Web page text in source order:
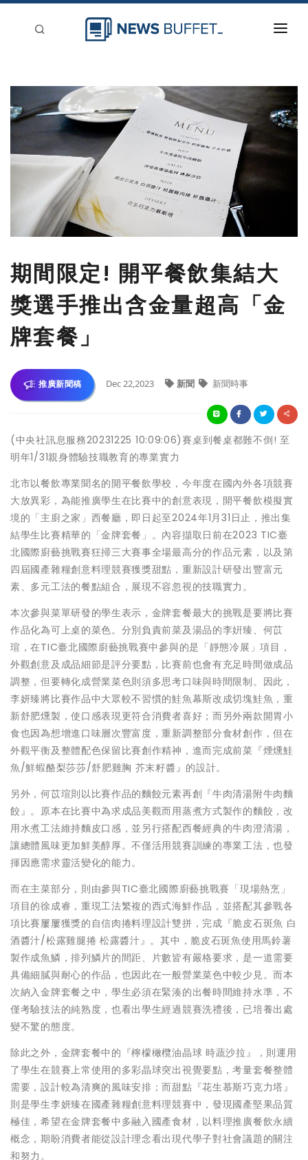
新聞稿分類
刊登
期間限定! 開平餐飲集結大
獎選手推出含金量超高「金
牌套餐」
推廣新聞稿 Dec 22,2023 新聞 新聞時事
(中央社訊息服務20231225 10:09:06)賽桌到餐桌都難不倒! 至
明年1/31親身體驗技職教育的專業實力
北市以餐飲專業聞名的開平餐飲學校，今年度在國內外各項競賽
大放異彩，為能推廣學生在比賽中的創意表現，開平餐飲模擬實
境的「主廚之家」西餐廳，即日起至2024年1月31日止，推出集
結學生比賽精華的「金牌套餐」。內容擷取日前在2023 TIC臺
北國際廚藝挑戰賽狂掃三大賽事全場最高分的作品元素，以及第
四屆國產雜糧創意料理競賽獲獎甜點，重新設計研發出豐富元
素、多元工法的餐點組合，展現不容忽視的技職實力。
本次參與菜單研發的學生表示，金牌套餐最大的挑戰是要將比賽
作品化為可上桌的菜色。分別負責前菜及湯品的李姸臻、何苡
瑄，在TIC臺北國際廚藝挑戰賽中參與的是「靜態冷展」項目，
外觀創意及成品細節是評分要點，比賽前也會有充足時間做成品
調整，但要轉化成營業菜色則須多思考口味與時間限制。因此，
李妍臻將比賽作品中大眾較不習慣的鮭魚幕斯改成切塊鮭魚，重
新舒肥燻製，使口感表現更符合消費者喜好；而另外兩款開胃小
食也因為想增進口味層次豐富度，重新調整部分食材創作，但在
外觀平衡及整體配色保留比賽創作精神，進而完成前菜『煙燻鮭
魚/鮮蝦酪梨莎莎/舒肥雞胸 芥末籽醬』的設計。
另外，何苡瑄則以比賽作品的麵餃元素再創『牛肉清湯附牛肉麵
餃』。原本在比賽中為求成品美觀而用蒸煮方式製作的麵餃，改
用水煮工法維持麵皮口感，並另行搭配西餐經典的牛肉澄清湯，
讓總體風味更加鮮美醇厚。不僅活用競賽訓練的專業工法，也發
揮因應需求靈活變化的能力。
而在主菜部分，則由參與TIC臺北國際廚藝挑戰賽「現場熱烹」
項目的徐成睿，重現工法繁複的西式海鮮作品，並搭配其參戰各
項比賽屢屢獲獎的自信肉捲料理設計雙拼，完成『脆皮石斑魚 白
酒醬汁/松露雞腿捲 松露醬汁』。其中，脆皮石斑魚使用馬鈴薯
製作成魚鱗，排列鱗片的間距、片數皆有嚴格要求，是一道需要
具備細膩與耐心的作品，也因此在一般營業菜色中較少見。而本
次納入金牌套餐之中，學生必須在緊湊的出餐時間維持水準，不
僅考驗技法的純熟度，也看出學生經過競賽洗禮後，已培養出處
變不驚的態度。
除此之外，金牌套餐中的『檸檬橄欖油晶球 時蔬沙拉』，則運用
了學生在競賽上常使用的多彩晶球突出視覺要點，考量套餐整體
需要，設計較為清爽的風味安排；而甜點『花生慕斯巧克力塔』
則是學生李妍臻在國產雜糧創意料理競賽中，發現國產堅果品質
極佳，希望在金牌套餐中多融入國產食材，以料理推廣餐飲永續
概念，期盼消費者能從設計理念看出現代學子對社會議題的關注
和努力。